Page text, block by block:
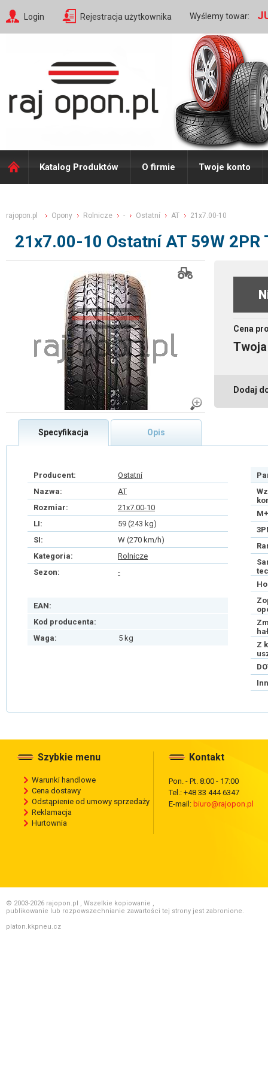
Login Rejestracja użytkownika Wyślemy towar:
Katalog Produktów O firmie Twoje konto
rajopon.pl Opony Rolnicze - Ostatní AT 21x7.00-10
21x7.00-10 Ostatní AT 59W 2PR
Cena
Dodaj
Specyfikacja Opis
Producent:
Ostatní
Nazwa:
AT
Rozmiar:
21x7.00-10
LI:
59 (243 kg)
SI:
W (270 km/h)
Kategoria:
Rolnicze
Sezon:
-
EAN:
Kod producenta:
Waga:
5 kg
Z
Szybkie menu
Warunki handlowe
Cena dostawy
Odstąpienie od umowy sprzedaży
Reklamacja
Hurtownia
Kontakt
Pon. - Pt. 8:00 - 17:00
Tel.: +48 33 444 6347
E-mail: biuro@rajopon.pl
© 2003-2026 rajopon.pl , Wszelkie kopiowanie ,
publikowanie lub rozpowszechnianie zawartości tej strony jest zabronione.
platon.kkpneu.cz